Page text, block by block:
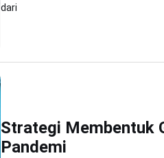
dari
Strategi Membentuk
Pandemi